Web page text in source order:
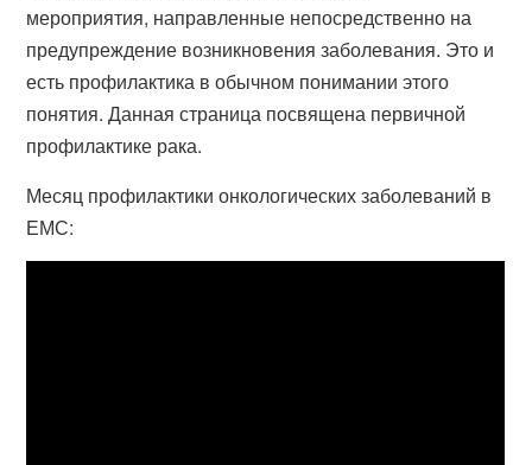
мероприятия, направленные непосредственно на
предупреждение возникновения заболевания. Это и
есть профилактика в обычном понимании этого
понятия. Данная страница посвящена первичной
профилактике рака.
Месяц профилактики онкологических заболеваний в
ЕМС: